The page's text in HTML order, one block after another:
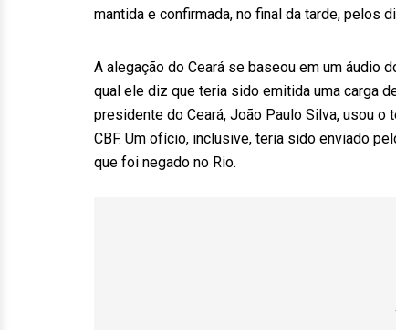
mantida e confirmada, no final da tarde, pelos
A alegação do Ceará se baseou em um áudio
qual ele diz que teria sido emitida uma carga
presidente do Ceará, João Paulo Silva, usou o
CBF. Um ofício, inclusive, teria sido enviado
que foi negado no Rio.